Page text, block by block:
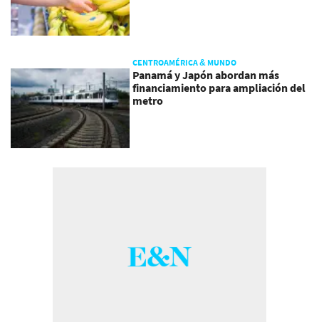
CENTROAMÉRICA & MUNDO
Panamá y Japón abordan más
financiamiento para ampliación del
metro